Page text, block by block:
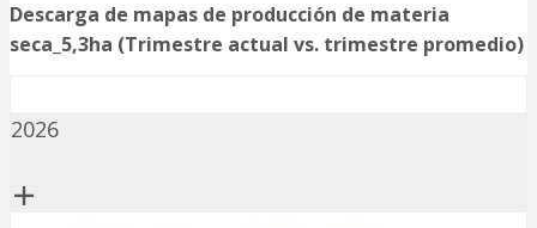
Descarga de mapas de producción de materia
seca_5,3ha (Trimestre actual vs. trimestre promedio)
2026